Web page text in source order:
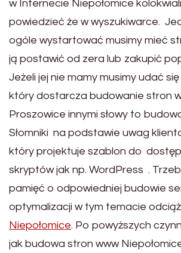
w Internecie Niepołomice
powiedzieć że w wyszukiwarce.
ogóle wystartować musimy mieć
ją postawić od zera lub zakupić
Jeżeli jej nie mamy musimy udać
który dostarcza budowanie stron
Proszowice innymi słowy to
Słomniki na podstawie uwag
który projektuje szablon do
skryptów jak np. WordPress .
pamięć o odpowiedniej budowie
optymalizacji w tym temacie
Niepołomice. Po powyższych
jak budowa stron www